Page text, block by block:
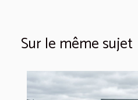
Sur le même sujet